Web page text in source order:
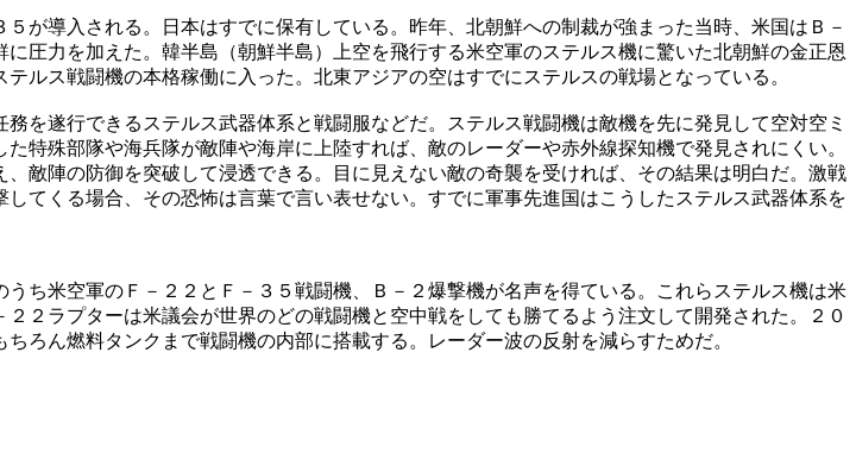
が導入される。日本はすでに保有している。昨年、北朝鮮への制裁が強まった当時、米国はＢ－
圧力を加えた。韓半島（朝鮮半島）上空を飛行する米空軍のステルス機に驚いた北朝鮮の金正恩
ルス戦闘機の本格稼働に入った。北東アジアの空はすでにステルスの戦場となっている。
を遂行できるステルス武器体系と戦闘服などだ。ステルス戦闘機は敵機を先に発見して空対空ミ
特殊部隊や海兵隊が敵陣や海岸に上陸すれば、敵のレーダーや赤外線探知機で発見されにくい。
敵陣の防御を突破して浸透できる。目に見えない敵の奇襲を受ければ、その結果は明白だ。激戦
てくる場合、その恐怖は言葉で言い表せない。すでに軍事先進国はこうしたステルス武器体系を
ち米空軍のＦ－２２とＦ－３５戦闘機、Ｂ－２爆撃機が名声を得ている。これらステルス機は米
２ラプターは米議会が世界のどの戦闘機と空中戦をしても勝てるよう注文して開発された。２０
ろん燃料タンクまで戦闘機の内部に搭載する。レーダー波の反射を減らすためだ。